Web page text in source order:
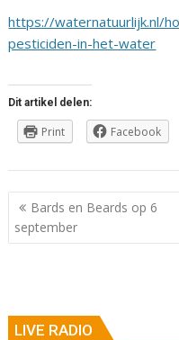
https://waternatuurlijk.nl/
pesticiden-in-het-water
Dit artikel delen:
Print Facebook
Berichtnavigatie
Bards en Beards op 6
september
LIVE RADIO